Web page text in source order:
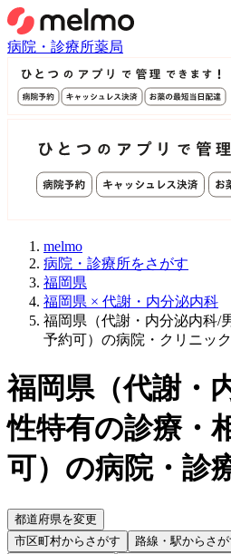
病院・診療所薬局
melmo
病院・診療所をさがす
福岡県
福岡県 × 代謝・内分泌内科
福岡県（代謝・内分泌内科/
予約可）の病院・クリニック
福岡県（代謝・
性特有の診療・
可） の病院・診
都道府県を変更
市区町村からさがす 路線・駅からさが